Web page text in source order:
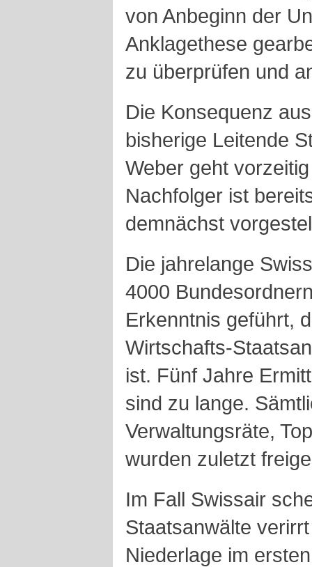
von Anbeginn der
Anklagethese
zu überprüfen und
Die Konsequenz
bisherige Leitende
Weber geht
Nachfolger ist
demnächst
Die jahrelange
4000
Erkenntnis geführt,
Wirtschafts-
ist. Fünf Jahre
sind zu lange.
Verwaltungsräte,
wurden zuletzt
Im Fall Swissair
Staatsanwälte
Niederlage im